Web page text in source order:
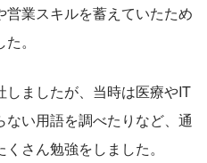
業スキルを蓄えていたため
。
ましたが、当時は医療やIT
い用語を調べたりなど、通
さん勉強をしました。